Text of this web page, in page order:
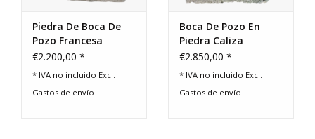
Piedra De Boca De
Pozo Francesa
Recuperada
€2.200,00 *
* IVA no incluido Excl.
Gastos de envío
Boca De Pozo En
Piedra Caliza
€2.850,00 *
* IVA no incluido Excl.
Gastos de envío